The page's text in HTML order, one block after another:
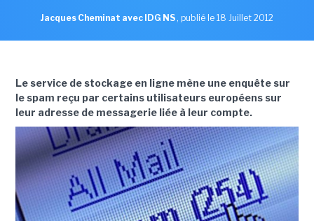
Jacques Cheminat avec IDG NS , publié le 18 Juillet 2012
Le service de stockage en ligne mène une enquête sur
le spam reçu par certains utilisateurs européens sur
leur adresse de messagerie liée à leur compte.